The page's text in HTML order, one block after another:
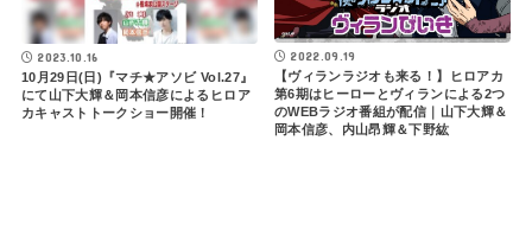
2023.10.16
10月29日(日)『マチ★アソビ Vol.27』
にて山下大輝＆岡本信彦によるヒロア
カキャストトークショー開催！
2022.09.19
【ヴィランラジオも来る！】ヒロアカ
第6期はヒーローとヴィランによる2つ
のWEBラジオ番組が配信｜山下大輝＆
岡本信彦、内山昂輝＆下野紘